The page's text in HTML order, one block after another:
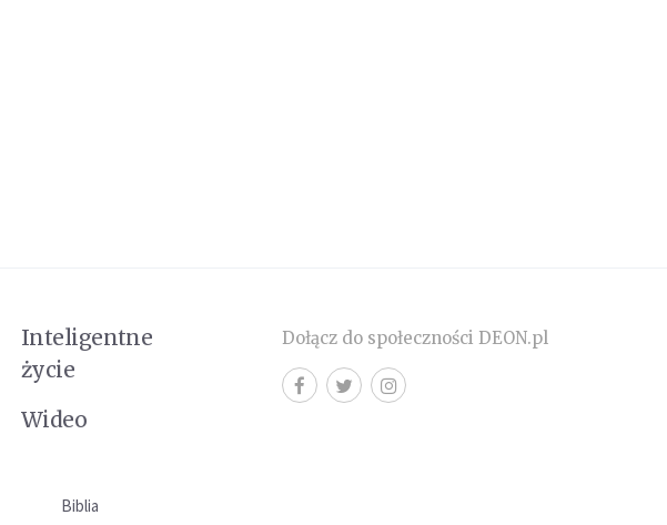
Inteligentne
życie
Wideo
Biblia
Dołącz do społeczności DEON.pl